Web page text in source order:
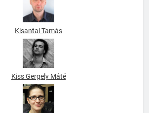
Kisantal Tamás
Kiss Gergely Máté